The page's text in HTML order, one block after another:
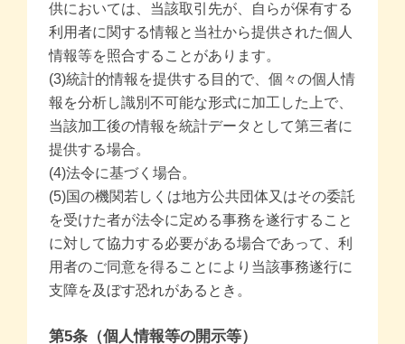
供においては、当該取引先が、自らが保有する
利用者に関する情報と当社から提供された個人
情報等を照合することがあります。
(3)統計的情報を提供する目的で、個々の個人情
報を分析し識別不可能な形式に加工した上で、
当該加工後の情報を統計データとして第三者に
提供する場合。
(4)法令に基づく場合。
(5)国の機関若しくは地方公共団体又はその委託
を受けた者が法令に定める事務を遂行すること
に対して協力する必要がある場合であって、利
用者のご同意を得ることにより当該事務遂行に
支障を及ぼす恐れがあるとき。
第5条（個人情報等の開示等）